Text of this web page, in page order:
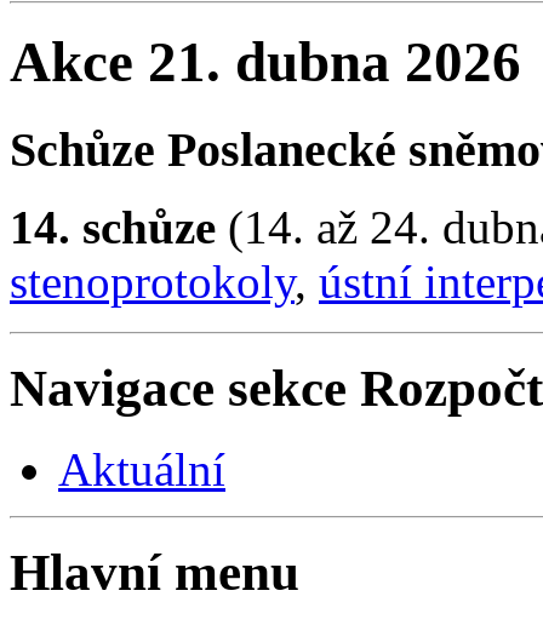
Akce 21. dubna 2026
Schůze Poslanecké
14. schůze (14. až 24.
stenoprotokoly, ústní
Navigace sekce
Aktuální
Hlavní menu